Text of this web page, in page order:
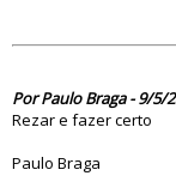
Por Paulo Braga - 9/5/
Rezar e fazer certo
Paulo Braga